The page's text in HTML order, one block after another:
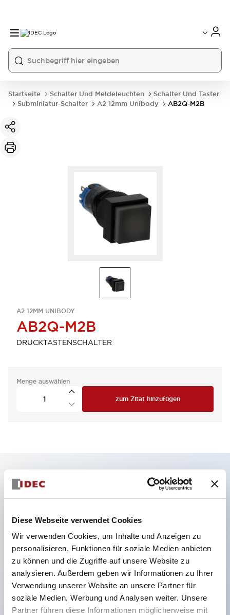
Diese Webseite verwendet Cookies
Wir verwenden Cookies, um Inhalte und Anzeigen zu
personalisieren, Funktionen für soziale Medien anbieten
zu können und die Zugriffe auf unsere Website zu
analysieren. Außerdem geben wir Informationen zu Ihrer
Verwendung unserer Website an unsere Partner für
soziale Medien, Werbung und Analysen weiter. Unsere
Partner führen diese Informationen möglicherweise mit
Startseite Schalter Und Meldeleuchten
Schalter Und Taster
Subminiatur-Schalter
A2 12mm Unibody AB2Q-M2B
A2 12MM UNIBODY
AB2Q-M2B
DRUCKTASTENSCHALTER
Menge auswählen
zum Zitat hinzufügen
Hauptmerkmale
Schutzart IP40 und IP65 komplett (IEC 60529)
Verbesserte Bedienbarkeit durch
Rückwärtsterminal-System, flache Anschlussfläche
einheitlich bei allen Serien mit einem Gehäuselänge
von 22 mm.
UL- und CSA-zertifiziert